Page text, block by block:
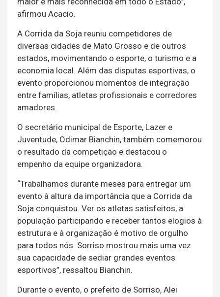
afirmou Acacio.
A Corrida da Soja reuniu competidores de
diversas cidades de Mato Grosso e de outros
estados, movimentando o esporte, o turismo e a
economia local. Além das disputas esportivas, o
evento proporcionou momentos de integração
entre famílias, atletas profissionais e corredores
amadores.
O secretário municipal de Esporte, Lazer e
Juventude, Odimar Bianchin, também comemorou
o resultado da competição e destacou o
empenho da equipe organizadora.
“Trabalhamos durante meses para entregar um
evento à altura da importância que a Corrida da
Soja conquistou. Ver os atletas satisfeitos, a
população participando e receber tantos elogios à
estrutura e à organização é motivo de orgulho
para todos nós. Sorriso mostrou mais uma vez
sua capacidade de sediar grandes eventos
esportivos”, ressaltou Bianchin.
Durante o evento, o prefeito de Sorriso, Alei